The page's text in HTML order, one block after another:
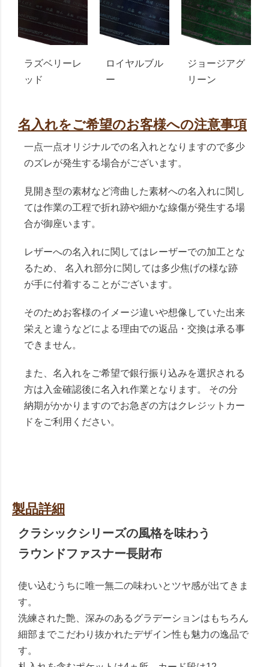
ラズベリーレ
ッド
ロイヤルブル
ー
ジョージアグ
リーン
名入れをご希望のお客様への注意事項
一点一点オリジナルでの名入れとなりますので多少
のズレが発生する場合がございます。
見開き型の素材など湾曲した素材への名入れに関し
ては作業の工程で折れ跡や細かな線傷が発生する場
合が御座います。
レザーへの名入れに関してはレーザーでの加工とな
るため、 名入れ部分に関しては多少焦げの様な跡
が手に付着することがございます。
そのためお客様のイメージ違いや想像していた出来
栄えと違うなどによる理由での返品・交換は承る事
できません。
また、名入れをご希望で銀行振り込みを選択される
方は入金確認後に名入れ作業となります。 その分
納期がかかりますのでお急ぎの方はクレジットカー
ドをご利用ください。
製品詳細
クラシックシリーズの風格を味わう
ラウンドファスナー長財布
使い込むうちに唯一無二の味わいとツヤ感が出てきま
す。
洗練された艶、深みのあるグラデーションはもちろん
細部までこだわり抜かれたデザイン性も魅力の逸品で
す。